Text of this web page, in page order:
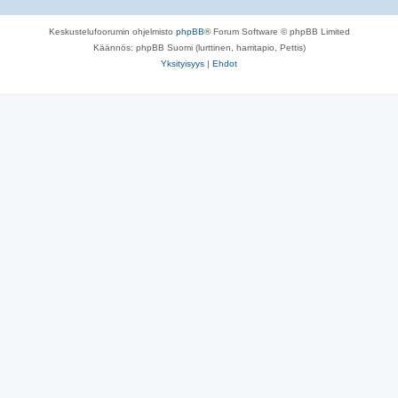
Keskustelufoorumin ohjelmisto phpBB® Forum Software © phpBB Limited
Käännös: phpBB Suomi (lurttinen, harritapio, Pettis)
Yksityisyys | Ehdot